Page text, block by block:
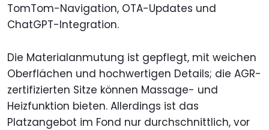
TomTom-Navigation, OTA-Updates und
ChatGPT-Integration.
Die Materialanmutung ist gepflegt, mit weichen
Oberflächen und hochwertigen Details; die AGR-
zertifizierten Sitze können Massage- und
Heizfunktion bieten. Allerdings ist das
Platzangebot im Fond nur durchschnittlich, vor